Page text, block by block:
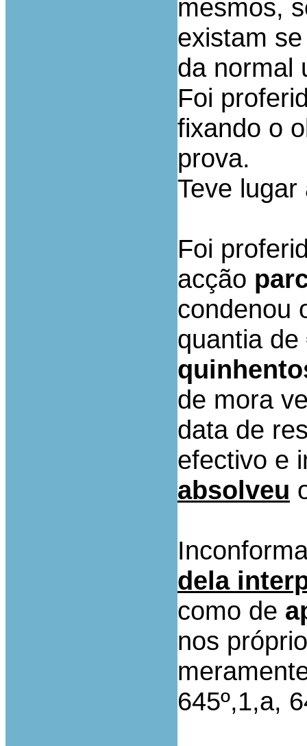
mesmos,
existam
da normal
Foi
fixando o
prova.
Teve
Foi
acção
condenou
quantia de
de mora
data de
efectivo e
absolveu
dela
como de
nos
645º,1,a,